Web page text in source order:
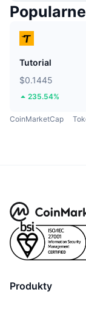
Popularne
Tutorial
$0.1445
235.54%
CoinMarketCap
Produkty